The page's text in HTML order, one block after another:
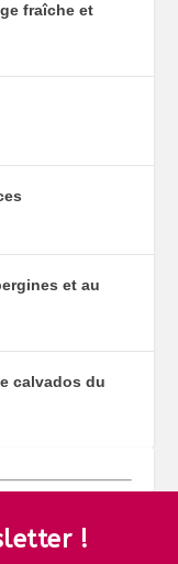
fraîche et
et au
calvados du
!